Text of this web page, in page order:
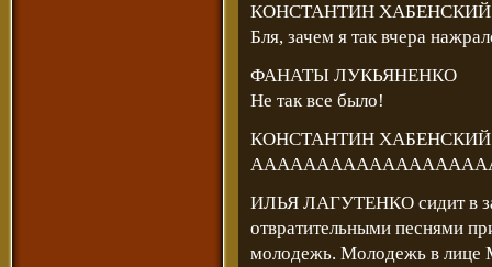
КОНСТАНТИН ХАБЕНСКИЙ
Бля, зачем я так вчера
ФАНАТЫ ЛУКЬЯНЕНКО
Не так все было!
КОНСТАНТИН ХАБЕНСКИЙ
ИЛЬЯ ЛАГУТЕНКО сидит в
отвратительными песнями
молодежь. Молодежь в